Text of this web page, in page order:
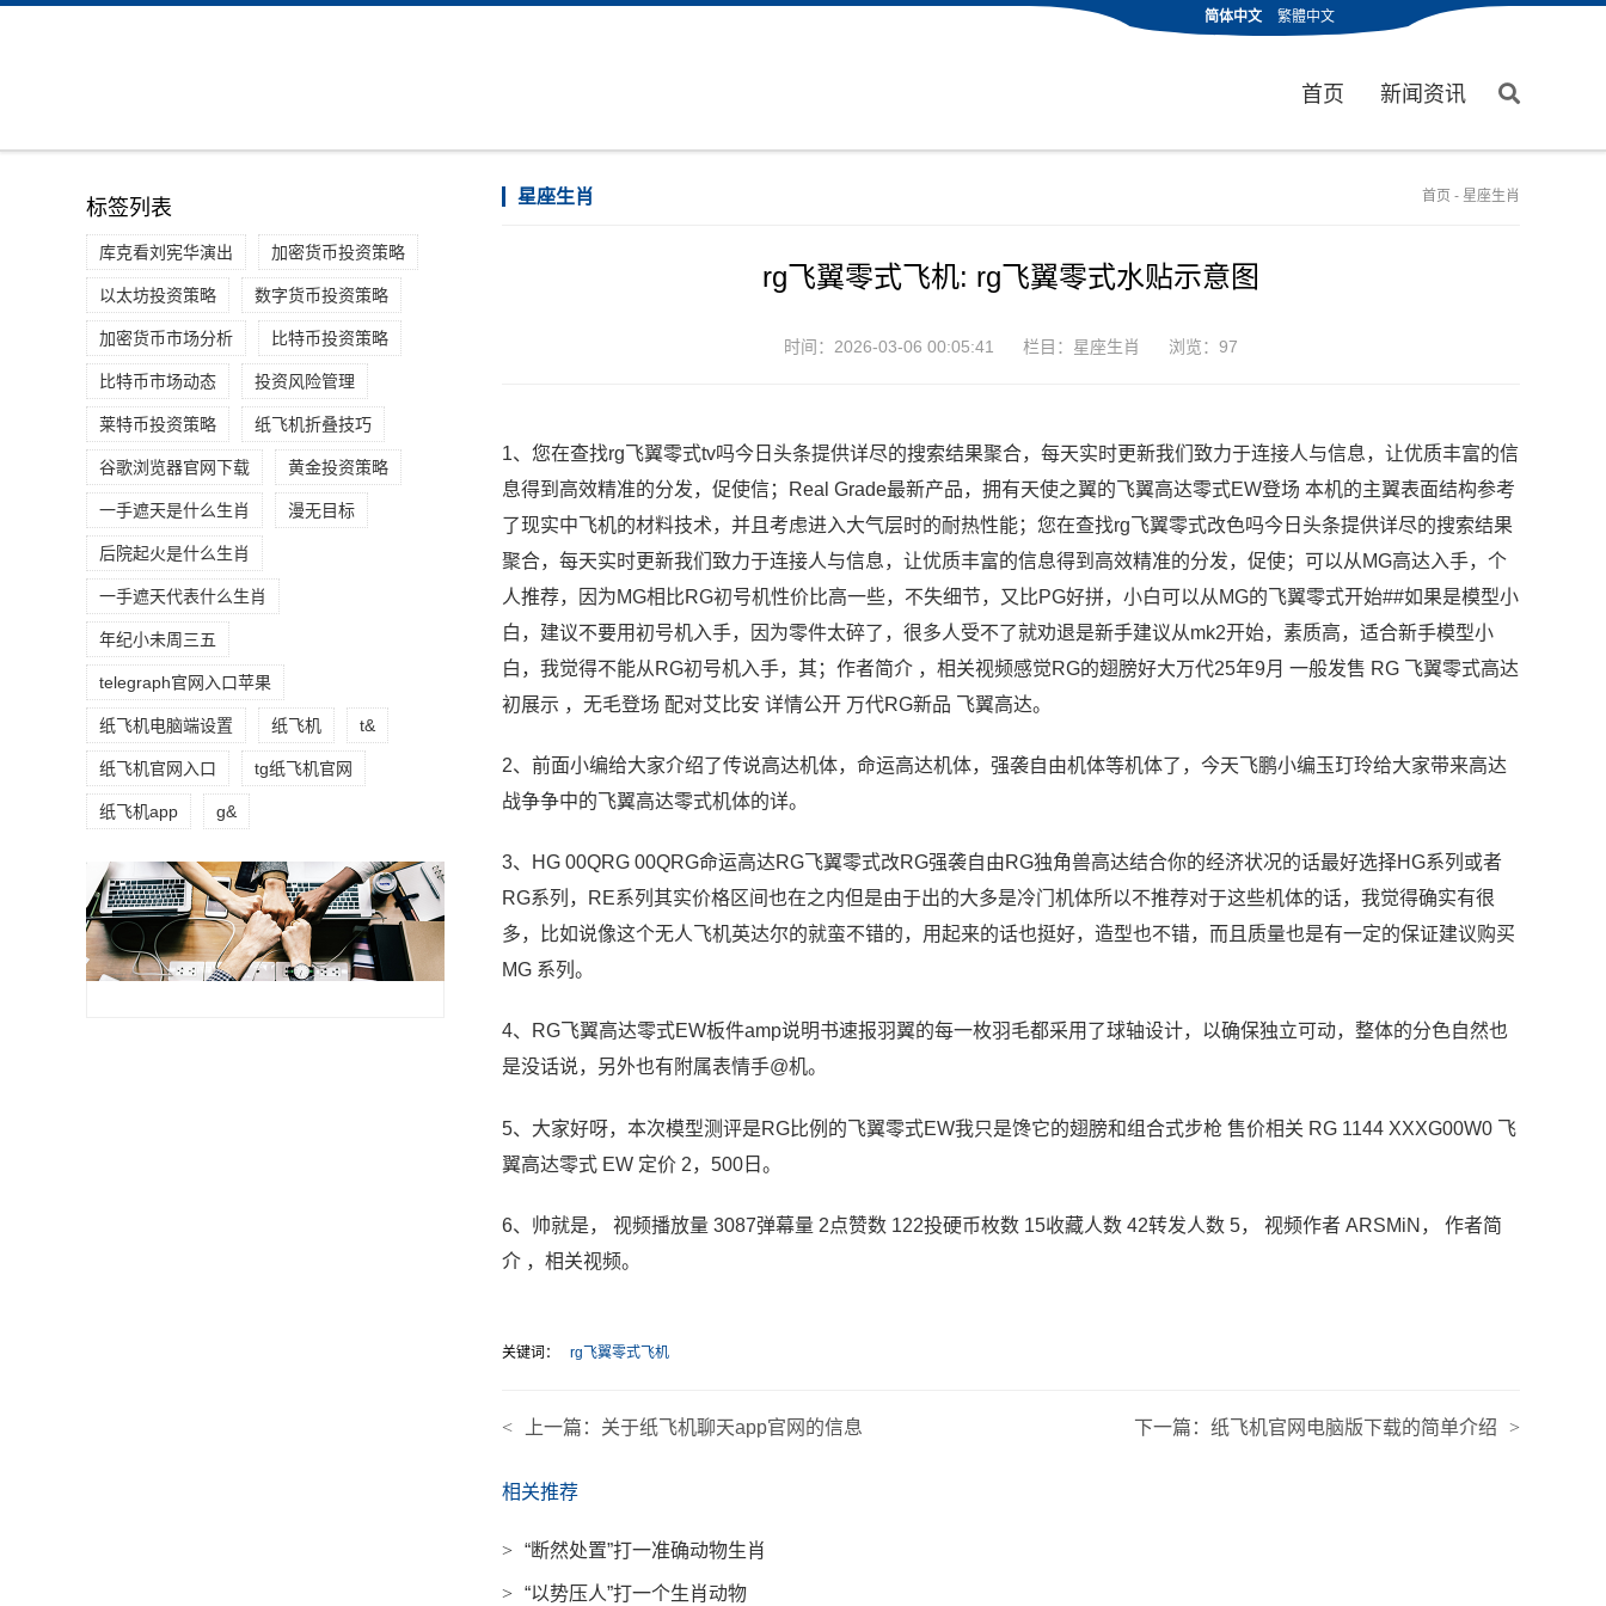
简体中文 繁體中文
首页 新闻资讯
标签列表
库克看刘宪华演出 加密货币投资策略
以太坊投资策略 数字货币投资策略
加密货币市场分析 比特币投资策略
比特币市场动态 投资风险管理
莱特币投资策略 纸飞机折叠技巧
谷歌浏览器官网下载 黄金投资策略
一手遮天是什么生肖 漫无目标
后院起火是什么生肖
一手遮天代表什么生肖
年纪小未周三五
telegraph官网入口苹果
纸飞机电脑端设置 纸飞机 t&
纸飞机官网入口 tg纸飞机官网
纸飞机app g&
星座生肖 首页 - 星座生肖
rg飞翼零式飞机: rg飞翼零式水贴示意图
时间：2026-03-06 00:05:41 栏目： 星座生肖 浏览：97
1、您在查找rg飞翼零式tv吗今日头条提供详尽的搜索结果聚合，每天实时更新我们致力于连接人与信息，让优质丰富的信
息得到高效精准的分发，促使信；Real Grade最新产品，拥有天使之翼的飞翼高达零式EW登场 本机的主翼表面结构参考
了现实中飞机的材料技术，并且考虑进入大气层时的耐热性能；您在查找rg飞翼零式改色吗今日头条提供详尽的搜索结果
聚合，每天实时更新我们致力于连接人与信息，让优质丰富的信息得到高效精准的分发，促使；可以从MG高达入手，个
人推荐，因为MG相比RG初号机性价比高一些，不失细节，又比PG好拼，小白可以从MG的飞翼零式开始##如果是模型小
白，建议不要用初号机入手，因为零件太碎了，很多人受不了就劝退是新手建议从mk2开始，素质高，适合新手模型小
白，我觉得不能从RG初号机入手，其；作者简介 ，相关视频感觉RG的翅膀好大万代25年9月 一般发售 RG 飞翼零式高达
初展示 ，无毛登场 配对艾比安 详情公开 万代RG新品 飞翼高达。
2、前面小编给大家介绍了传说高达机体，命运高达机体，强袭自由机体等机体了，今天飞鹏小编玉玎玲给大家带来高达
战争争中的飞翼高达零式机体的详。
3、HG 00QRG 00QRG命运高达RG飞翼零式改RG强袭自由RG独角兽高达结合你的经济状况的话最好选择HG系列或者
RG系列，RE系列其实价格区间也在之内但是由于出的大多是冷门机体所以不推荐对于这些机体的话，我觉得确实有很
多，比如说像这个无人飞机英达尔的就蛮不错的，用起来的话也挺好，造型也不错，而且质量也是有一定的保证建议购买
MG 系列。
4、RG飞翼高达零式EW板件amp说明书速报羽翼的每一枚羽毛都采用了球轴设计，以确保独立可动，整体的分色自然也
是没话说，另外也有附属表情手@机。
5、大家好呀，本次模型测评是RG比例的飞翼零式EW我只是馋它的翅膀和组合式步枪 售价相关 RG 1144 XXXG00W0 飞
翼高达零式 EW 定价 2，500日。
6、帅就是， 视频播放量 3087弹幕量 2点赞数 122投硬币枚数 15收藏人数 42转发人数 5， 视频作者 ARSMiN， 作者简
介 ，相关视频。
关键词： rg飞翼零式飞机
< 上一篇： 关于纸飞机聊天app官网的信息 >
下一篇： 纸飞机官网电脑版下载的简单介绍
相关推荐
> “断然处置”打一准确动物生肖
> “以势压人”打一个生肖动物